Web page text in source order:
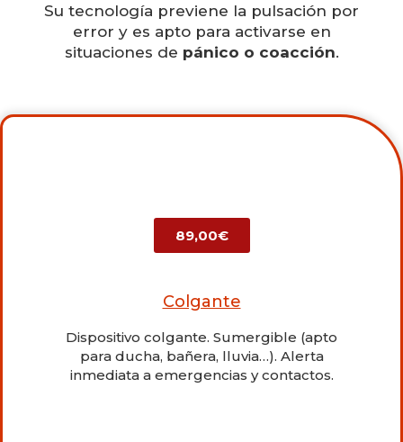
Su tecnología previene la pulsación por
error y es apto para activarse en
situaciones de pánico o coacción.
89,00€
Colgante
Dispositivo colgante. Sumergible (apto
para ducha, bañera, lluvia…). Alerta
inmediata a emergencias y contactos.